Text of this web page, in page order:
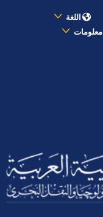
اللغة
معلومات